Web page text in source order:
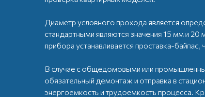
Диаметр условного прохода является
стандартными являются значения 15 мм и 20
прибора устанавливается проставка-
В случае с общедомовыми или
обязательный демонтаж и отправка в
энергоемкость и трудоемкость процесса.